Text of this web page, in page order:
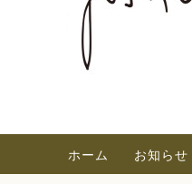
ホーム お知らせ